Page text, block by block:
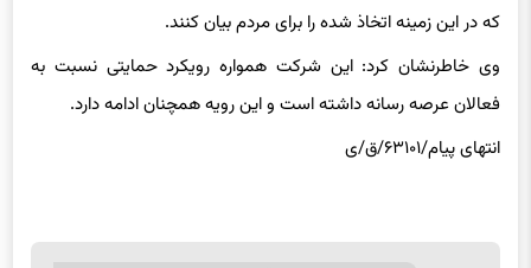
که در این زمینه اتخاذ شده را برای مردم بیان کنند.
وی خاطرنشان کرد: این شرکت همواره رویکرد حمایتی نسبت به
فعالان عرصه رسانه داشته است و این رویه همچنان ادامه دارد.
انتهای پیام/۶۳۱۰۱/ق/ی